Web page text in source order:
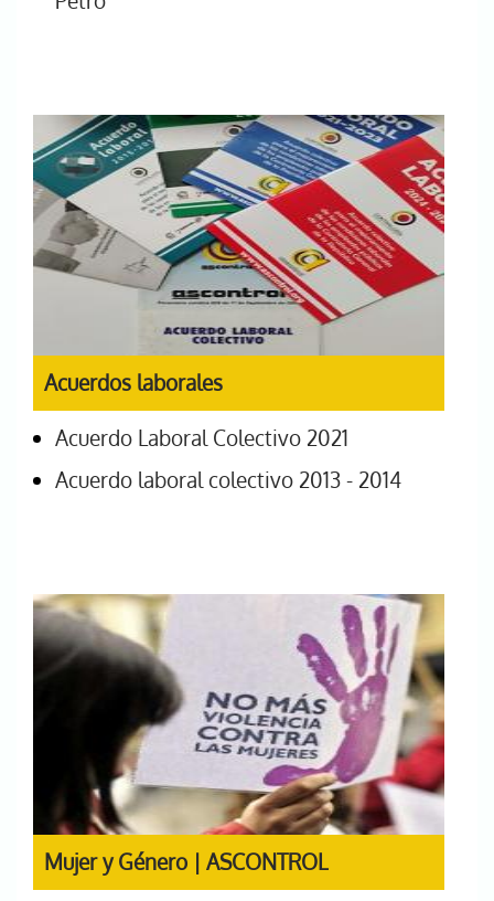
Acuerdos laborales
Acuerdo Laboral Colectivo 2021
Acuerdo laboral colectivo 2013 - 2014
Mujer y Género | ASCONTROL